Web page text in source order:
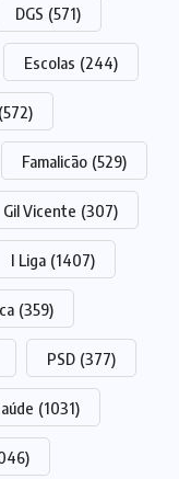
DGS (571)
Escolas (244)
(572)
Famalicão (529)
Gil Vicente (307)
I Liga (1407)
(359)
PSD (377)
(1031)